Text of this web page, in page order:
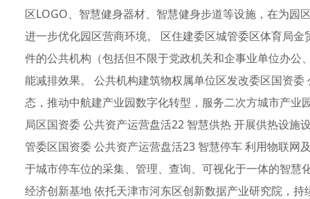
区LOGO、智慧健身器材、智慧健身步道等设施，在为园
进一步优化园区营商环境。 区住建委区城管委区体育局
件的公共机构（包括但不限于党政机关和企事业单位办
能减排效果。 公共机构建筑物权属单位区发改委区国资
态，推动中航建产业园数字化转型，服务二次方城市产
局区国资委 公共资产运营盘活22 智慧供热 开展供热设
管委区国资委 公共资产运营盘活23 智慧停车 利用物联网
于城市停车位的采集、管理、查询、可视化于一体的智
经济创新基地 依托天津市河东区创新数据产业研究院，